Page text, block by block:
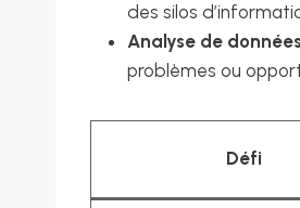
des silos
Analyse de
problèmes ou
Défi